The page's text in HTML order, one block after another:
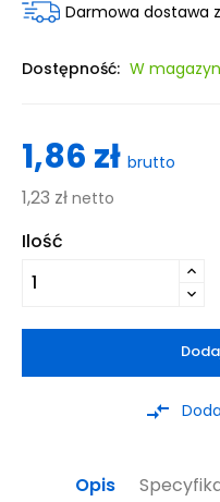
Darmowa dostawa
Dostępność: W
1,86 zł brutto
1,23 zł netto
Ilość
compare_arrows
Opis